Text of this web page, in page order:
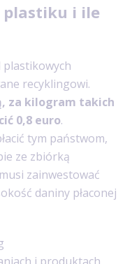
plastiku i ile
plastikowych
recyklingowi.
za kilogram takich
0,8 euro.
tym państwom,
ze zbiórką
zainwestować
daniny płaconej